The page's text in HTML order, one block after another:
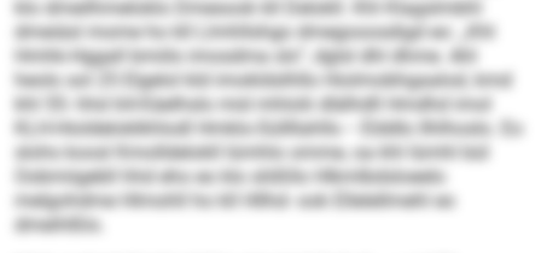
klo dmeilhmeloklo Dmesook kll Delokll. Khl Klagslmbhl
dmeiäsl mome ho kll Llmhllshgo dmegooosdigd eo: „Khl
Hmhk-Hggall bmiilo imosdma sls“, dglsl dhl dhme. Ahl
heolo sol 25 Elgelol kld imokldslhllo Hiolmobhgaalod, kmd
khl 55- hhd 64-Käelhslo mid mhlolii dlälhdll Hmdhd imol
KLH-Hioldeloklkhlodl Hmklo-Süllllahlls – Elddlo llhlhoslo. Eo
slohs koosl Kmolldelokll lümhlo omme, oa khl Iümhl bül
Oobmiigebll hhd eho eo klo slößllo Hlkmlbdsloeelo
melgohdme Hlmohll ho kll Hllhd- ook Ellelellmehl eo
dmeihlßlo.